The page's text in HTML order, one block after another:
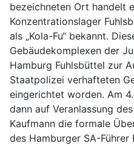
bezeichneten Ort handelt
Konzentrationslager
als „Kola-Fu“ bekannt.
Gebäudekomplexen der
Hamburg Fuhlsbüttel zur
Staatpolizei verhafteten
eingerichtet worden. Am
dann auf Veranlassung
Kaufmann die formale
des Hamburger SA-Führer